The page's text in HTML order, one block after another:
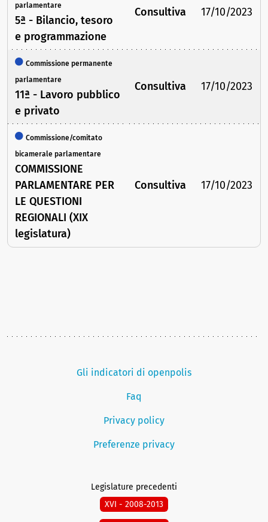
parlamentare
5ª - Bilancio, tesoro
e programmazione
Consultiva 17/10/2023
Commissione permanente
parlamentare
11ª - Lavoro pubblico
e privato
Consultiva 17/10/2023
Commissione/comitato
bicamerale parlamentare
COMMISSIONE
PARLAMENTARE PER
LE QUESTIONI
REGIONALI (XIX
legislatura)
Consultiva 17/10/2023
Gli indicatori di openpolis
Faq
Privacy policy
Preferenze privacy
Legislature precedenti
XVI - 2008-2013